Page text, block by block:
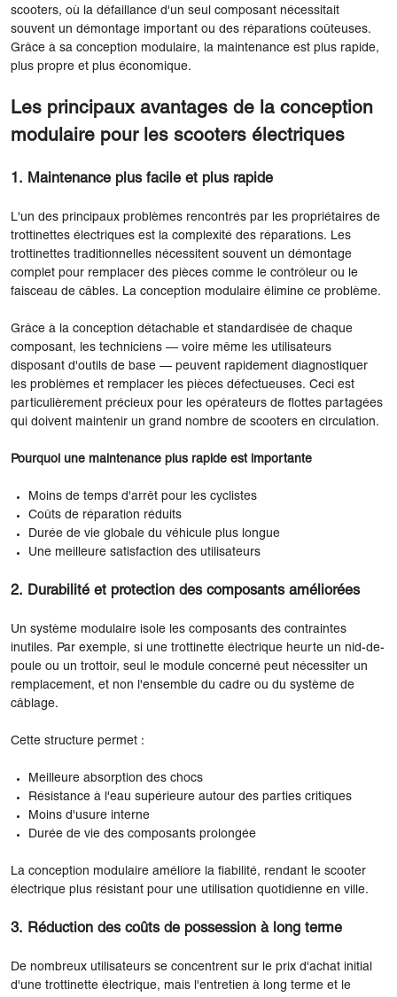
scooters, où la défaillance d'un seul composant nécessitait
souvent un démontage important ou des réparations coûteuses.
Grâce à sa conception modulaire, la maintenance est plus rapide,
plus propre et plus économique.
Les principaux avantages de la conception
modulaire pour les scooters électriques
1. Maintenance plus facile et plus rapide
L'un des principaux problèmes rencontrés par les propriétaires de
trottinettes électriques est la complexité des réparations. Les
trottinettes traditionnelles nécessitent souvent un démontage
complet pour remplacer des pièces comme le contrôleur ou le
faisceau de câbles. La conception modulaire élimine ce problème.
Grâce à la conception détachable et standardisée de chaque
composant, les techniciens — voire même les utilisateurs
disposant d'outils de base — peuvent rapidement diagnostiquer
les problèmes et remplacer les pièces défectueuses. Ceci est
particulièrement précieux pour les opérateurs de flottes partagées
qui doivent maintenir un grand nombre de scooters en circulation.
Pourquoi une maintenance plus rapide est importante
Moins de temps d'arrêt pour les cyclistes
Coûts de réparation réduits
Durée de vie globale du véhicule plus longue
Une meilleure satisfaction des utilisateurs
2. Durabilité et protection des composants améliorées
Un système modulaire isole les composants des contraintes
inutiles. Par exemple, si une trottinette électrique heurte un nid-de-
poule ou un trottoir, seul le module concerné peut nécessiter un
remplacement, et non l'ensemble du cadre ou du système de
câblage.
Cette structure permet :
Meilleure absorption des chocs
Résistance à l'eau supérieure autour des parties critiques
Moins d'usure interne
Durée de vie des composants prolongée
La conception modulaire améliore la fiabilité, rendant le scooter
électrique plus résistant pour une utilisation quotidienne en ville.
3. Réduction des coûts de possession à long terme
De nombreux utilisateurs se concentrent sur le prix d'achat initial
d'une trottinette électrique, mais l'entretien à long terme et le